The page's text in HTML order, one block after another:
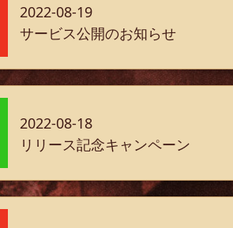
2022-08-19
サービス公開のお知らせ
2022-08-18
リリース記念キャンペーン